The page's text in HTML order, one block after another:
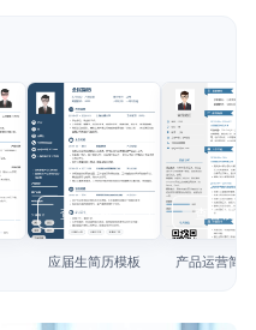
查看模板
应届生简历模板
查看模板
产品运营简